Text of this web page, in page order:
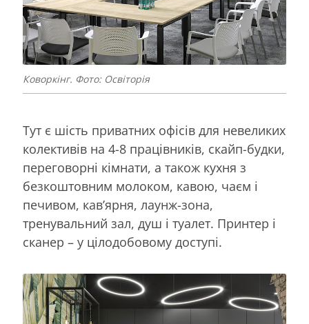
Коворкінг. Фото: Освіторія
Тут є шість приватних офісів для невеликих
колективів на 4-8 працівників, скайп-будки,
переговорні кімнати, а також кухня з
безкоштовним молоком, кавою, чаєм і
печивом, кав’ярня, лаунж-зона,
тренувальний зал, душ і туалет. Принтер і
сканер – у цілодобовому доступі.